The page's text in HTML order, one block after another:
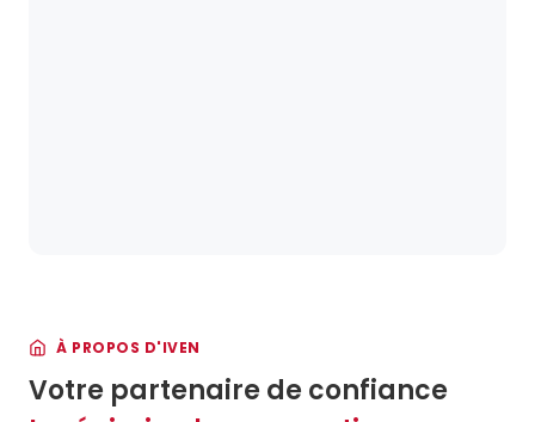
À PROPOS D'IVEN
Votre partenaire de confiance